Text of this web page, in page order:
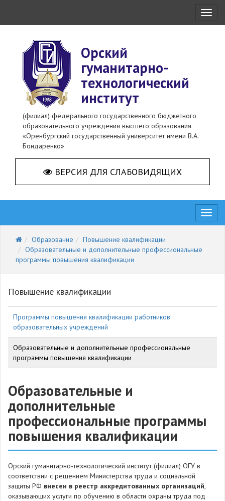
Орский
гуманитарно-
технологический
институт
(филиал) федерального государственного бюджетного
образовательного учреждения высшего образования
«Оренбургский государственный университет имени В.А.
Бондаренко»
ВЕРСИЯ ДЛЯ СЛАБОВИДЯЩИХ
Образование
Повышение квалификации
Образовательные и дополнительные профессиональные
программы повышения квалификации
Повышение квалификации
Программы повышения квалификации работников
образовательных учреждений
Образовательные и дополнительные профессиональные
программы повышения квалификации
Образовательные и
дополнительные
профессиональные программы
повышения квалификации
Орский гуманитарно-технологический институт (филиал) ОГУ в
соответствии с решением Министерства труда и социальной
защиты РФ внесен в реестр аккредитованных организаций,
оказывающих услуги по обучению в области охраны труда под